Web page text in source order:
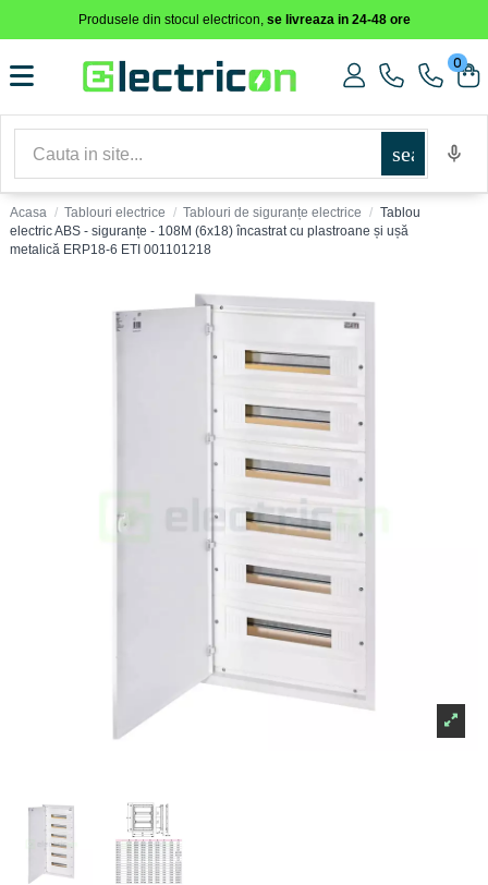
Produsele din stocul electricon, se livreaza in 24-48 ore
0
search
Acasa Tablouri electrice Tablouri de siguranțe electrice
Tablou
electric ABS - siguranțe - 108M (6x18) încastrat cu plastroane și ușă
metalică ERP18-6 ETI 001101218